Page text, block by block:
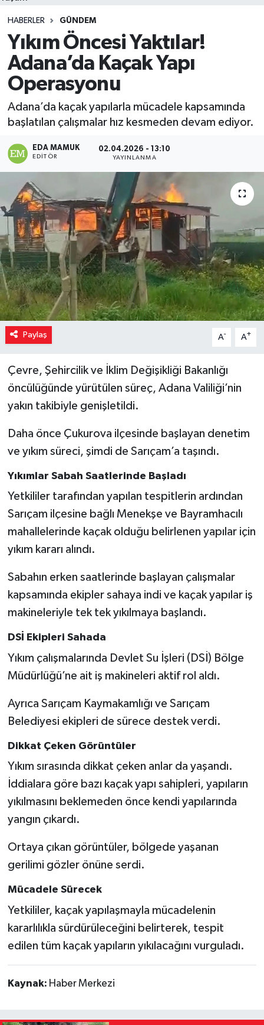
HABERLER GÜNDEM
Yıkım Öncesi Yaktılar!
Adana’da Kaçak Yapı
Operasyonu
Adana’da kaçak yapılarla mücadele kapsamında
başlatılan çalışmalar hız kesmeden devam ediyor.
EDA MAMUK
EDITÖR
02.04.2026 - 13:10
YAYINLANMA
Paylaş A- A+
Çevre, Şehircilik ve İklim Değişikliği Bakanlığı
öncülüğünde yürütülen süreç, Adana Valiliği’nin
yakın takibiyle genişletildi.
Daha önce Çukurova ilçesinde başlayan denetim
ve yıkım süreci, şimdi de Sarıçam’a taşındı.
Yıkımlar Sabah Saatlerinde Başladı
Yetkililer tarafından yapılan tespitlerin ardından
Sarıçam ilçesine bağlı Menekşe ve Bayramhacılı
mahallelerinde kaçak olduğu belirlenen yapılar için
yıkım kararı alındı.
Sabahın erken saatlerinde başlayan çalışmalar
kapsamında ekipler sahaya indi ve kaçak yapılar iş
makineleriyle tek tek yıkılmaya başlandı.
DSİ Ekipleri Sahada
Yıkım çalışmalarında Devlet Su İşleri (DSİ) Bölge
Müdürlüğü’ne ait iş makineleri aktif rol aldı.
Ayrıca Sarıçam Kaymakamlığı ve Sarıçam
Belediyesi ekipleri de sürece destek verdi.
Dikkat Çeken Görüntüler
Yıkım sırasında dikkat çeken anlar da yaşandı.
İddialara göre bazı kaçak yapı sahipleri, yapıların
yıkılmasını beklemeden önce kendi yapılarında
yangın çıkardı.
Ortaya çıkan görüntüler, bölgede yaşanan
gerilimi gözler önüne serdi.
Mücadele Sürecek
Yetkililer, kaçak yapılaşmayla mücadelenin
kararlılıkla sürdürüleceğini belirterek, tespit
edilen tüm kaçak yapıların yıkılacağını vurguladı.
Kaynak: Haber Merkezi